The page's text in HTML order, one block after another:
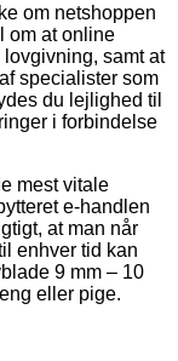
om netshoppen
om at online
samt at
specialister som
du lejlighed til
i forbindelse
mest vitale
e-handlen
at man når
enhver tid kan
9 mm – 10
eller pige.